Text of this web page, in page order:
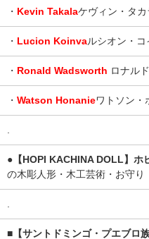
・ Kevin Takalaケヴィン・タカ
・ Lucion Koinvaルシオン・コ
・ Ronald Wadsworth ロナル
・ Watson Honanieワトソン・
.
●【HOPI KACHINA DOLL】ホ
の木彫人形・木工芸術・お守り
.
■【サントドミンゴ・プエブロ